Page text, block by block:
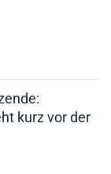
kurz vor der